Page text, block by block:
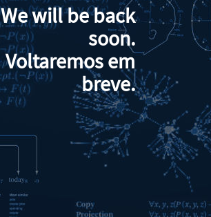
We will be back
soon.
Voltaremos em
breve.